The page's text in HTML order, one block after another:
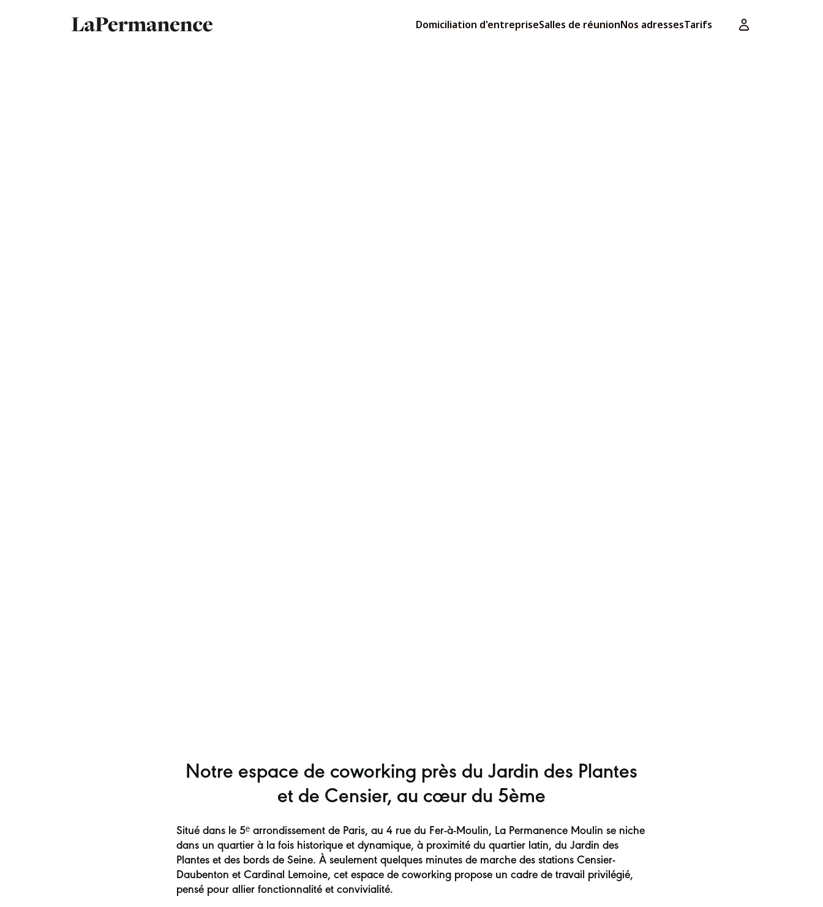
Domiciliation d'entrepriseSalles de réunionNos adressesTarifs
Notre espace de coworking près du Jardin des Plantes
et de Censier, au cœur du 5ème
Situé dans le 5ᵉ arrondissement de Paris, au 4 rue du Fer-à-Moulin, La Permanence Moulin se niche
dans un quartier à la fois historique et dynamique, à proximité du quartier latin, du Jardin des
Plantes et des bords de Seine. À seulement quelques minutes de marche des stations Censier-
Daubenton et Cardinal Lemoine, cet espace de coworking propose un cadre de travail privilégié,
pensé pour allier fonctionnalité et convivialité.